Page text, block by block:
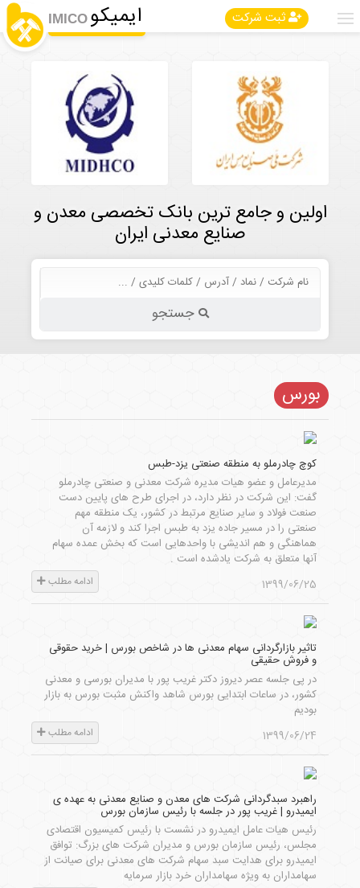
ثبت شرکت ایمیکو IMICO
اولین و جامع ترین بانک تخصصی معدن و
صنایع معدنی ایران
جستجو
بورس
کوچ چادرملو به منطقه صنعتی یزد-طبس
مدیرعامل و عضو هیات مدیره شرکت معدنی و صنعتی چادرملو
گفت: این شرکت در نظر دارد، در اجرای طرح های پایین دست
صنعت فولاد و سایر صنایع مرتبط در کشور، یک منطقه مهم
صنعتی را در مسیر جاده یزد به طبس اجرا کند و لازمه آن
هماهنگی و هم اندیشی با واحدهایی است که بخش عمده سهام
آنها متعلق به شرکت یادشده است .
1399/06/25
ادامه مطلب
تاثیر بازارگردانی سهام معدنی ها در شاخص بورس | خرید حقوقی
و فروش حقیقی
در پی جلسه عصر دیروز دکتر غریب پور با مدیران بورسی و معدنی
کشور، در ساعات ابتدایی بورس شاهد واکنش مثبت بورس به بازار
بودیم
1399/06/24
ادامه مطلب
راهبرد سبدگردانی شرکت های معدن و صنایع معدنی به عهده ی
ایمیدرو | غریب پور در جلسه با رئیس سازمان بورس
رئیس هیات عامل ایمیدرو در نشست با رئیس کمیسیون اقتصادی
مجلس، رئیس سازمان بورس و مدیران شرکت های بزرگ: توافق
ایمیدرو برای هدایت سبد سهام شرکت های معدنی برای صیانت از
سهامداران به ویژه سهامداران خرد بازار سرمایه